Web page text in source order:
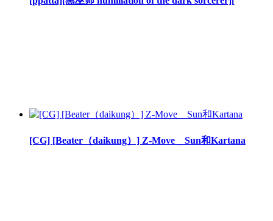
[CG] [Beater（daikung）] Z-Move _ Sun和Kartana